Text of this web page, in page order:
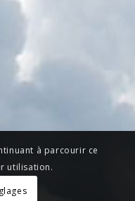
à parcourir ce
utilisation.